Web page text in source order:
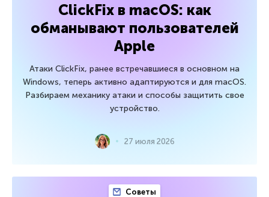
ClickFix в macOS: как
обманывают пользователей
Apple
Атаки ClickFix, ранее встречавшиеся в основном на
Windows, теперь активно адаптируются и для macOS.
Разбираем механику атаки и способы защитить свое
устройство.
27 июля 2026
Советы